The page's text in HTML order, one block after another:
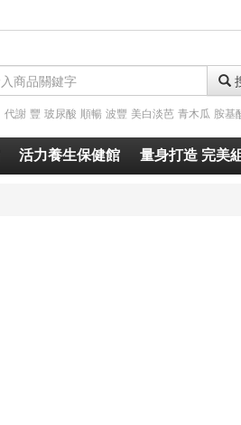
代謝 豐 玻尿酸 順暢 波豐 美白淡芭 青木瓜 胺基
活力養生保健館 量身打造 完美